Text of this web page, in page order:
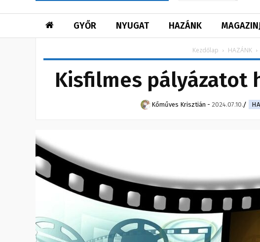
GYŐR NYUGAT HAZÁNK
Kezdőlap HAZÁNK
Kisfilmes pályázatot
Kőműves Krisztián - 2024.07.10.